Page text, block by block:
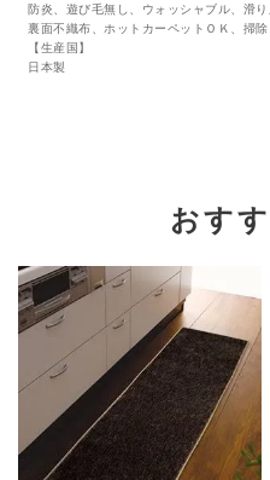
防炎、遊び毛無し、ウォッシャブル、滑り
裏面不織布、ホットカーペットＯＫ、掃除
【生産国】
日本製
おす